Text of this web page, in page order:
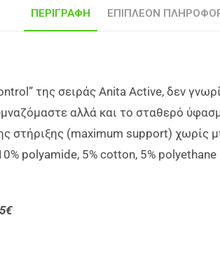
ΠΕΡΙΓΡΑΦΉ ΕΠΙΠΛΈΟΝ
της σειράς Anita Active, δεν
αλλά και το σταθερό
στήριξης (maximum support) χωρίς
polyamide, 5% cotton, 5% polyethane